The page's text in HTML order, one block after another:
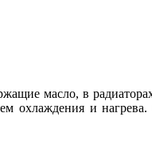
масло, в
охлаждения и